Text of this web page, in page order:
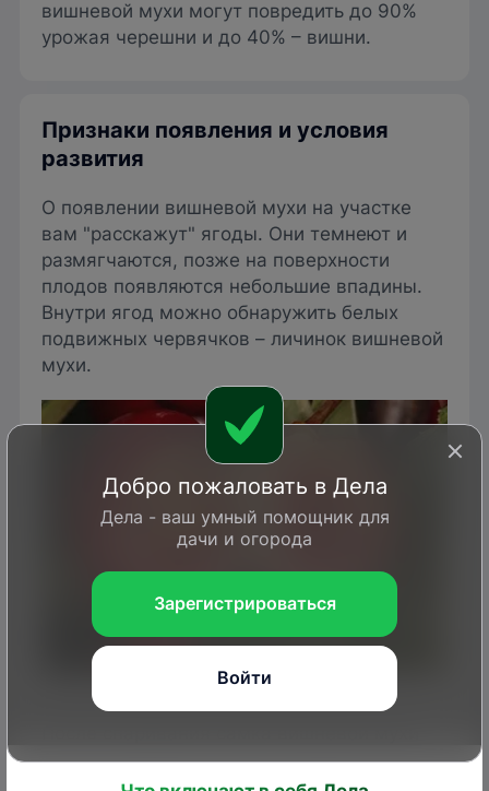
вишневой мухи могут повредить до 90%
урожая черешни и до 40% – вишни.
Признаки появления и условия
развития
О появлении вишневой мухи на участке
вам "расскажут" ягоды. Они темнеют и
размягчаются, позже на поверхности
плодов появляются небольшие впадины.
Внутри ягод можно обнаружить белых
подвижных червячков – личинок вишневой
мухи.
Holger Krisp/ commons.wikimedia.org
откладывает яйца в зеленые и зрелые
плоды, выбирая при этом наиболее
Добро пожаловать в Дела
Дела - ваш умный помощник для
дачи и огорода
Зарегистрироваться
Войти